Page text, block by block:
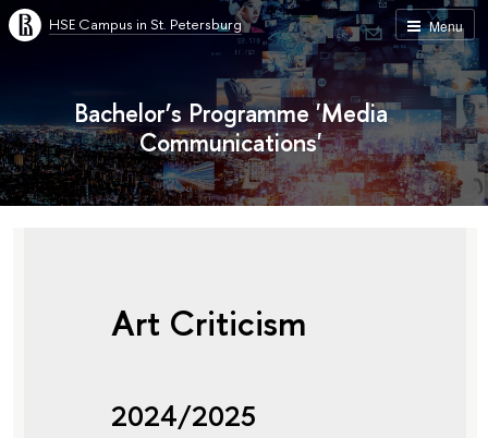
Menu
HSE Campus in St. Petersburg
Bachelor’s Programme 'Media
Communications'
Art Criticism
2024/2025